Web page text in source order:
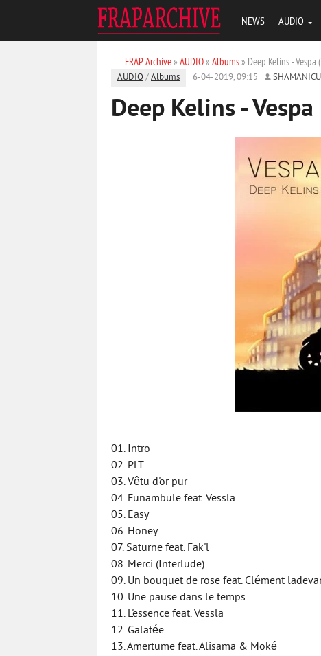
NEWS AUDIO
FRAP Archive» AUDIO» Albums» Deep Kelins - Vespa
AUDIO /Albums 6-04-2019, 09:15
Deep Kelins -
01. Intro
02. PLT
03. Vêtu d'or pur
04. Funambule feat. Vessla
05. Easy
06. Honey
07. Saturne feat. Fak'l
08. Merci (Interlude)
09. Un bouquet de rose feat. Clément
10. Une pause dans le temps
11. L'essence feat. Vessla
12. Galatée
13. Amertume feat. Alisama & Moké